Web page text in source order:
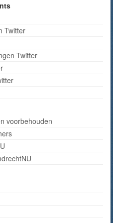
Twitter
Twitter
voorbehouden